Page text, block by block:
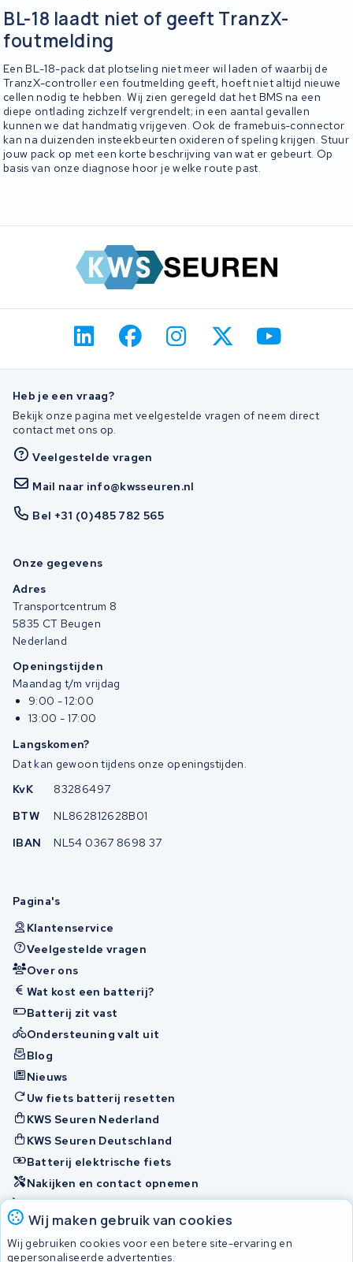
Wij maken gebruik van cookies
Wij gebruiken cookies voor een betere site-ervaring en
gepersonaliseerde advertenties.
BL-18 laadt niet of geeft TranzX-
foutmelding
Een BL-18-pack dat plotseling niet meer wil laden of waarbij de
TranzX-controller een foutmelding geeft, hoeft niet altijd nieuwe
cellen nodig te hebben. Wij zien geregeld dat het BMS na een
diepe ontlading zichzelf vergrendelt; in een aantal gevallen
kunnen we dat handmatig vrijgeven. Ook de framebuis-connector
kan na duizenden insteekbeurten oxideren of speling krijgen. Stuur
jouw pack op met een korte beschrijving van wat er gebeurt. Op
basis van onze diagnose hoor je welke route past.
Heb je een vraag?
Bekijk onze pagina met veelgestelde vragen of neem direct
contact met ons op.
Veelgestelde vragen
Mail naar info@kwsseuren.nl
Bel +31 (0)485 782 565
Onze gegevens
Adres
Transportcentrum 8
5835 CT Beugen
Nederland
Openingstijden
Maandag t/m vrijdag
9:00 - 12:00
13:00 - 17:00
Langskomen?
Dat kan gewoon tijdens onze openingstijden.
KvK
83286497
BTW
NL862812628B01
IBAN
NL54 0367 8698 37
Pagina's
Klantenservice
Veelgestelde vragen
Over ons
Wat kost een batterij?
Batterij zit vast
Ondersteuning valt uit
Blog
Nieuws
Uw fiets batterij resetten
KWS Seuren Nederland
KWS Seuren Deutschland
Batterij elektrische fiets
Nakijken en contact opnemen
Onherstelbaar
Accu's